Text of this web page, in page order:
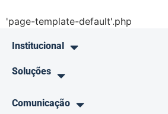
'page-template-default'.php
Institucional
Soluções
Comunicação